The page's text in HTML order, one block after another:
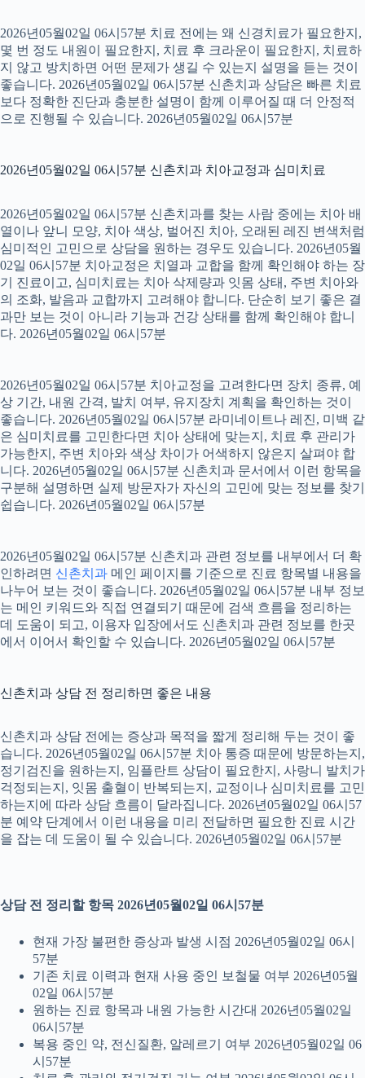
2026년05월02일 06시57분 치료 전에는 왜 신경치료가 필요한지,
몇 번 정도 내원이 필요한지, 치료 후 크라운이 필요한지, 치료하
지 않고 방치하면 어떤 문제가 생길 수 있는지 설명을 듣는 것이
좋습니다. 2026년05월02일 06시57분 신촌치과 상담은 빠른 치료
보다 정확한 진단과 충분한 설명이 함께 이루어질 때 더 안정적
으로 진행될 수 있습니다. 2026년05월02일 06시57분
2026년05월02일 06시57분 신촌치과 치아교정과 심미치료
2026년05월02일 06시57분 신촌치과를 찾는 사람 중에는 치아 배
열이나 앞니 모양, 치아 색상, 벌어진 치아, 오래된 레진 변색처럼
심미적인 고민으로 상담을 원하는 경우도 있습니다. 2026년05월
02일 06시57분 치아교정은 치열과 교합을 함께 확인해야 하는 장
기 진료이고, 심미치료는 치아 삭제량과 잇몸 상태, 주변 치아와
의 조화, 발음과 교합까지 고려해야 합니다. 단순히 보기 좋은 결
과만 보는 것이 아니라 기능과 건강 상태를 함께 확인해야 합니
다. 2026년05월02일 06시57분
2026년05월02일 06시57분 치아교정을 고려한다면 장치 종류, 예
상 기간, 내원 간격, 발치 여부, 유지장치 계획을 확인하는 것이
좋습니다. 2026년05월02일 06시57분 라미네이트나 레진, 미백 같
은 심미치료를 고민한다면 치아 상태에 맞는지, 치료 후 관리가
가능한지, 주변 치아와 색상 차이가 어색하지 않은지 살펴야 합
니다. 2026년05월02일 06시57분 신촌치과 문서에서 이런 항목을
구분해 설명하면 실제 방문자가 자신의 고민에 맞는 정보를 찾기
쉽습니다. 2026년05월02일 06시57분
2026년05월02일 06시57분 신촌치과 관련 정보를 내부에서 더 확
인하려면 신촌치과 메인 페이지를 기준으로 진료 항목별 내용을
나누어 보는 것이 좋습니다. 2026년05월02일 06시57분 내부 정보
는 메인 키워드와 직접 연결되기 때문에 검색 흐름을 정리하는
데 도움이 되고, 이용자 입장에서도 신촌치과 관련 정보를 한곳
에서 이어서 확인할 수 있습니다. 2026년05월02일 06시57분
신촌치과 상담 전 정리하면 좋은 내용
신촌치과 상담 전에는 증상과 목적을 짧게 정리해 두는 것이 좋
습니다. 2026년05월02일 06시57분 치아 통증 때문에 방문하는지,
정기검진을 원하는지, 임플란트 상담이 필요한지, 사랑니 발치가
걱정되는지, 잇몸 출혈이 반복되는지, 교정이나 심미치료를 고민
하는지에 따라 상담 흐름이 달라집니다. 2026년05월02일 06시57
분 예약 단계에서 이런 내용을 미리 전달하면 필요한 진료 시간
을 잡는 데 도움이 될 수 있습니다. 2026년05월02일 06시57분
상담 전 정리할 항목 2026년05월02일 06시57분
현재 가장 불편한 증상과 발생 시점 2026년05월02일 06시
57분
기존 치료 이력과 현재 사용 중인 보철물 여부 2026년05월
02일 06시57분
원하는 진료 항목과 내원 가능한 시간대 2026년05월02일
06시57분
복용 중인 약, 전신질환, 알레르기 여부 2026년05월02일 06
시57분